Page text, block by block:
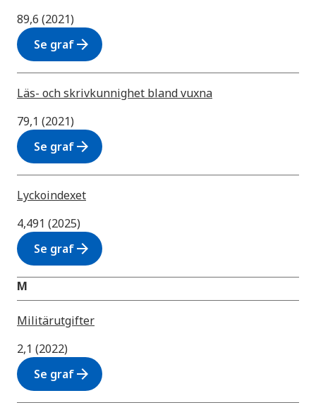
89,6 (2021)
Se grafarrow_forward
Läs- och skrivkunnighet bland vuxna
79,1 (2021)
Se grafarrow_forward
Lyckoindexet
4,491 (2025)
Se grafarrow_forward
M
Militärutgifter
2,1 (2022)
Se grafarrow_forward